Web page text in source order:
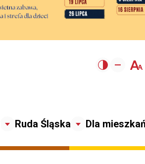
Ruda Śląska Dla